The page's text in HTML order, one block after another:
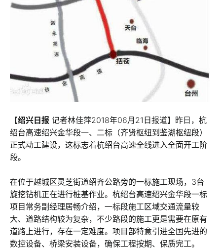
【绍兴日报 记者林佳萍2018年06月21日报道】昨日，杭
绍台高速绍兴金华段一、二标（齐贤枢纽到鉴湖枢纽段）
正式动工建设，这标志着杭绍台高速全线进入全面开工阶
段。
在位于越城区灵芝街道绍齐公路旁的一标施工现场，3台
旋挖钻机正在进行桩基作业。杭绍台高速绍兴金华段一标
项目常务副经理居畅介绍，一标段施工区域交通流量较
大、道路结构较为复杂，不少路段的施工更是需要在原有
道路上进行，存在一定难度。项目部特意引进全国先进的
数控设备、桥梁安装设备，确保工程按期、保质完工。